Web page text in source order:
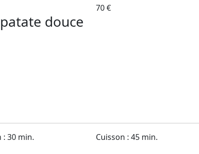
70 €
douce
30 min. Cuisson : 45 min.